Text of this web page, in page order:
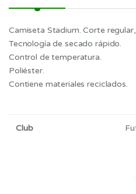
Camiseta Stadium. Corte
Tecnología de secado rápido.
Control de temperatura.
Poliéster.
Contiene materiales reciclados.
Club